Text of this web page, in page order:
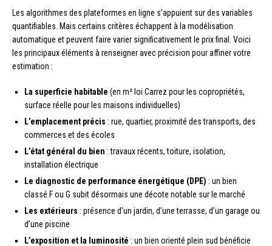
Les algorithmes des plateformes en ligne s’appuient sur des variables
quantifiables. Mais certains critères échappent à la modélisation
automatique et peuvent faire varier significativement le prix final. Voici
les principaux éléments à renseigner avec précision pour affiner votre
estimation :
La superficie habitable (en m² loi Carrez pour les copropriétés,
surface réelle pour les maisons individuelles)
L’emplacement précis : rue, quartier, proximité des transports, des
commerces et des écoles
L’état général du bien : travaux récents, toiture, isolation,
installation électrique
Le diagnostic de performance énergétique (DPE) : un bien
classé F ou G subit désormais une décote notable sur le marché
Les extérieurs : présence d’un jardin, d’une terrasse, d’un garage ou
d’une piscine
L’exposition et la luminosité : un bien orienté plein sud bénéficie